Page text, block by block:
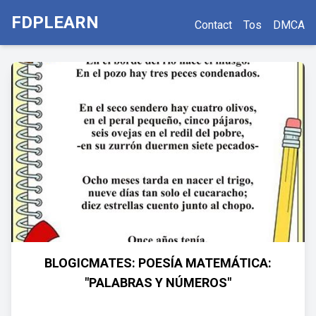
FDPLEARN Contact Tos DMCA
BLOGICMATES: POESÍA MATEMÁTICA:
"PALABRAS Y NÚMEROS"